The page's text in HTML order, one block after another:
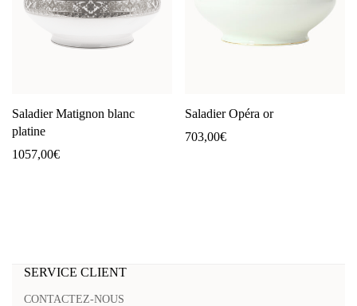
Saladier Matignon blanc
platine
1057,00€
Saladier Opéra or
703,00€
SERVICE CLIENT
CONTACTEZ-NOUS